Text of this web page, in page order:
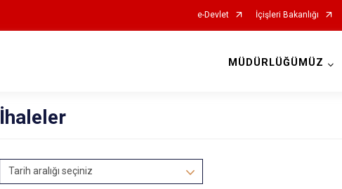
e-Devlet İçişleri Bakanlığı
MÜDÜRLÜĞÜMÜZ
İhaleler
Tarih aralığı seçiniz